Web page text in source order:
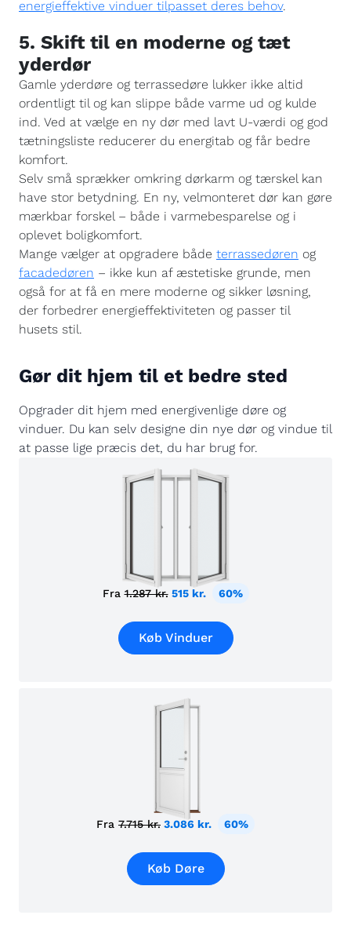
energieffektive vinduer tilpasset deres behov.
5. Skift til en moderne og tæt
yderdør
Gamle yderdøre og terrassedøre lukker ikke altid
ordentligt til og kan slippe både varme ud og kulde
ind. Ved at vælge en ny dør med lavt U-værdi og god
tætningsliste reducerer du energitab og får bedre
komfort.
Selv små sprækker omkring dørkarm og tærskel kan
have stor betydning. En ny, velmonteret dør kan gøre
mærkbar forskel – både i varmebesparelse og i
oplevet boligkomfort.
Mange vælger at opgradere både terrassedøren og
facadedøren – ikke kun af æstetiske grunde, men
også for at få en mere moderne og sikker løsning,
der forbedrer energieffektiviteten og passer til
husets stil.
Gør dit hjem til et bedre sted
Opgrader dit hjem med energivenlige døre og
vinduer. Du kan selv designe din nye dør og vindue til
at passe lige præcis det, du har brug for.
Fra 1.287 kr. 515 kr. 60%
Køb Vinduer
Fra 7.715 kr. 3.086 kr. 60%
Køb Døre